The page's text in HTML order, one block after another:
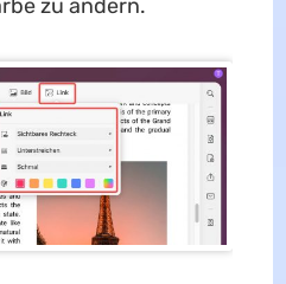
zu ändern.